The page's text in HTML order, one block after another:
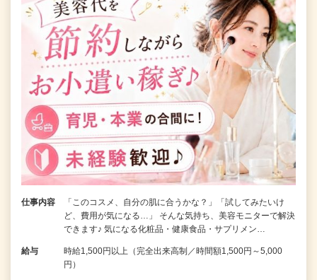
仕事内容
「このコスメ、自分の肌に合うかな？」「試してみたいけ
ど、費用が気になる…」 そんな気持ち、美容モニターで解決
できます♪ 気になる化粧品・健康食品・サプリメン…
給与
時給1,500円以上（完全出来高制／時間額1,500円～5,000
円）